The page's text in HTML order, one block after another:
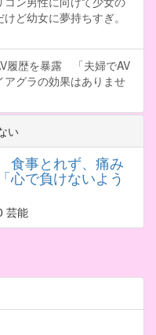
ど幼女に夢持ちすぎ。
履歴を暴露 「夫婦でAV
グラの効果はありませ
い
食事とれず、痛み
心で負けないよう
芸能